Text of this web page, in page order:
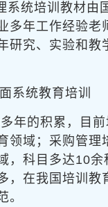
统培训教材由
多年工作经验老
研究、实验和教
系统教育培训
年的积累，目前
领域；采购管理
，科目多达10余
，在我国培训教
。